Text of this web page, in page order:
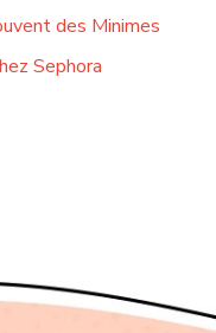
des Minimes
Sephora